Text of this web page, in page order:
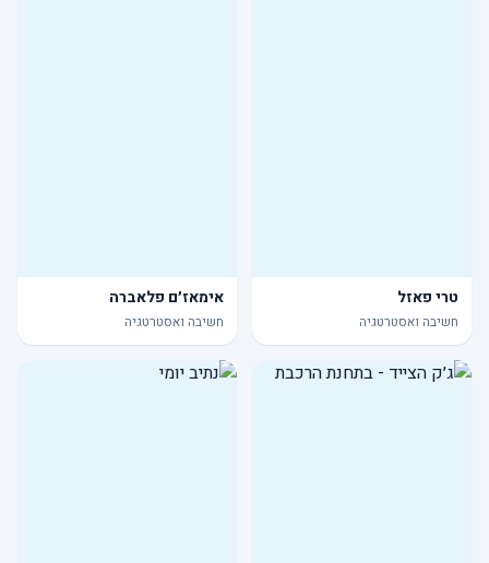
טרי פאזל
חשיבה ואסטרטגיה
אימאז׳ם פלאברה
חשיבה ואסטרטגיה